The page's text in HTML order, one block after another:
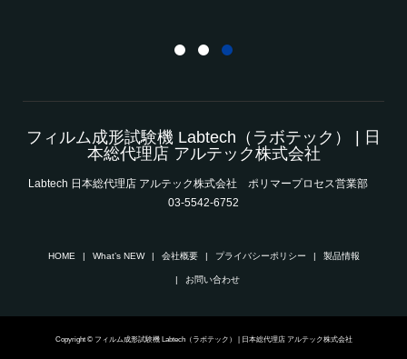
フィルム成形試験機 Labtech（ラボテック） | 日
本総代理店 アルテック株式会社
Labtech 日本総代理店 アルテック株式会社 ポリマープロセス営業部
03-5542-6752
HOME What’s NEW 会社概要 プライバシーポリシー 製品情報
お問い合わせ
Copyright © フィルム成形試験機 Labtech（ラボテック） | 日本総代理店 アルテック株式会社